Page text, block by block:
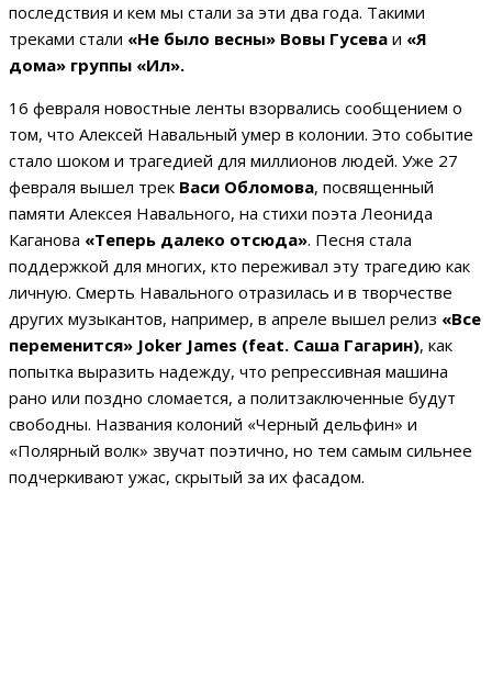
последствия и кем мы стали за эти два года. Такими
треками стали «Не было весны» Вовы Гусева и «Я
дома» группы «Ил».
16 февраля новостные ленты взорвались сообщением о
том, что Алексей Навальный умер в колонии. Это событие
стало шоком и трагедией для миллионов людей. Уже 27
февраля вышел трек Васи Обломова, посвященный
памяти Алексея Навального, на стихи поэта Леонида
Каганова «Теперь далеко отсюда». Песня стала
поддержкой для многих, кто переживал эту трагедию как
личную. Смерть Навального отразилась и в творчестве
других музыкантов, например, в апреле вышел релиз «Все
переменится» Joker James (feat. Саша Гагарин), как
попытка выразить надежду, что репрессивная машина
рано или поздно сломается, а политзаключенные будут
свободны. Названия колоний «Черный дельфин» и
«Полярный волк» звучат поэтично, но тем самым сильнее
подчеркивают ужас, скрытый за их фасадом.